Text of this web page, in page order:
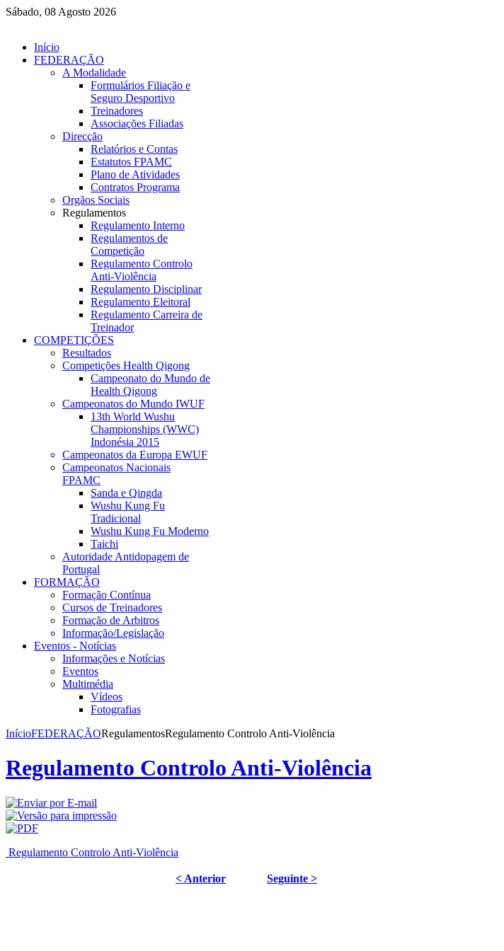
Sábado, 08 Agosto 2026
Início
FEDERAÇÃO
A Modalidade
Formulários Filiação e
Seguro Desportivo
Treinadores
Associações Filiadas
Direcção
Relatórios e Contas
Estatutos FPAMC
Plano de Atividades
Contratos Programa
Orgãos Sociais
Regulamentos
Regulamento Interno
Regulamentos de
Competição
Regulamento Controlo
Anti-Violência
Regulamento Disciplinar
Regulamento Eleitoral
Regulamento Carreira de
Treinador
COMPETIÇÕES
Resultados
Competições Health Qigong
Campeonato do Mundo de
Health Qigong
Campeonatos do Mundo IWUF
13th World Wushu
Championships (WWC)
Indonésia 2015
Campeonatos da Europa EWUF
Campeonatos Nacionais
FPAMC
Sanda e Qingda
Wushu Kung Fu
Tradicional
Wushu Kung Fu Moderno
Taichi
Autoridade Antidopagem de
Portugal
FORMAÇÃO
Formação Contínua
Cursos de Treinadores
Formação de Arbitros
Informação/Legislação
Eventos - Notícias
Informações e Notícias
Eventos
Multimédia
Vídeos
Fotografias
InícioFEDERAÇÃORegulamentosRegulamento Controlo Anti-Violência
Regulamento Controlo Anti-Violência
Regulamento Controlo Anti-Violência
< Anterior Seguinte >